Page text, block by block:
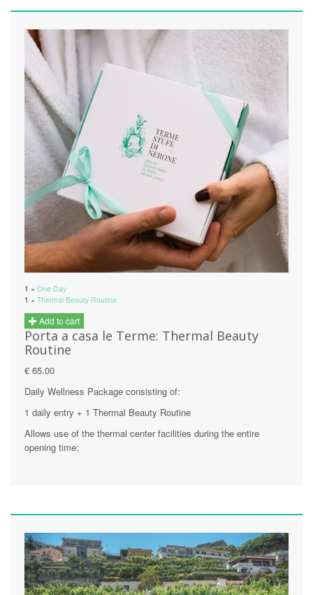
1 × One Day
1 × Thermal Beauty Routine
Add to cart
Porta a casa le Terme: Thermal Beauty
Routine
€ 65.00
Daily Wellness Package consisting of:
1 daily entry + 1 Thermal Beauty Routine
Allows use of the thermal center facilities during the entire
opening time: